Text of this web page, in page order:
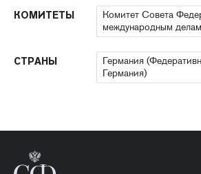
КОМИТЕТЫ
Комитет Совета
международным делам
СТРАНЫ
Германия
Германия)